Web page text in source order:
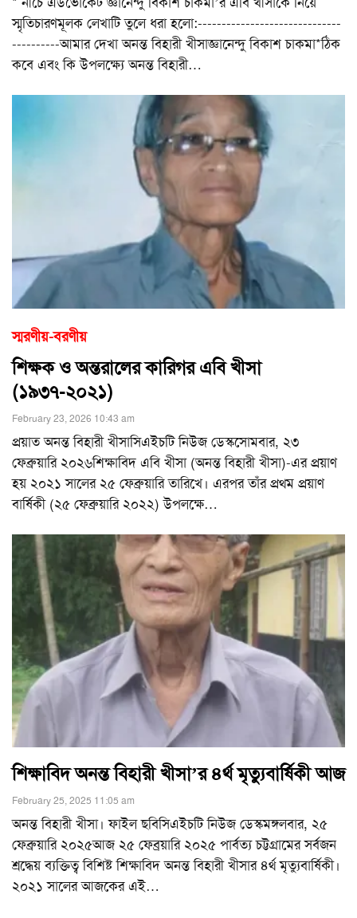
স্মৃতিচারণমূলক লেখাটি তুলে ধরা হলো:------------------------------
----------আমার দেখা অনন্ত বিহারী খীসাজ্ঞানেন্দু বিকাশ চাকমা*ঠিক
কবে এবং কি উপলক্ষ্যে অনন্ত বিহারী…
স্মরণীয়-বরণীয়
শিক্ষক ও অন্তরালের কারিগর এবি খীসা
(১৯৩৭-২০২১)
February 23, 2026 10:43 am
প্রয়াত অনন্ত বিহারী খীসাসিএইচটি নিউজ ডেস্কসোমবার, ২৩
ফেব্রুয়ারি ২০২৬শিক্ষাবিদ এবি খীসা (অনন্ত বিহারী খীসা)-এর প্রয়াণ
হয় ২০২১ সালের ২৫ ফেব্রুয়ারি তারিখে। এরপর তাঁর প্রথম প্রয়াণ
বার্ষিকী (২৫ ফেব্রুয়ারি ২০২২) উপলক্ষে…
শিক্ষাবিদ অনন্ত বিহারী খীসা’র ৪র্থ মৃত্যুবার্ষিকী আজ
February 25, 2025 11:05 am
অনন্ত বিহারী খীসা। ফাইল ছবিসিএইচটি নিউজ ডেস্কমঙ্গলবার, ২৫
ফেব্রুয়ারি ২০২৫আজ ২৫ ফেব্রয়ারি ২০২৫ পার্বত্য চট্টগ্রামের সর্বজন
শ্রদ্ধেয় ব্যক্তিত্ব বিশিষ্ট শিক্ষাবিদ অনন্ত বিহারী খীসার ৪র্থ মৃত্যুবার্ষিকী।
২০২১ সালের আজকের এই…